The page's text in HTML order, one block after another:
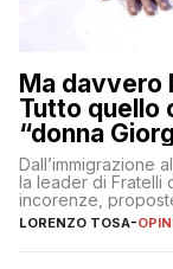
Ma davvero
Tutto quello
“donna
Dall’immigrazione
la leader di Fratelli
incorenze,
nessuno – a destra
LORENZO TOSA-